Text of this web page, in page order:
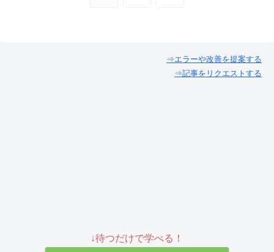
⇒エラーや改善を提案する
⇒記事をリクエストする
↓待つだけで学べる！